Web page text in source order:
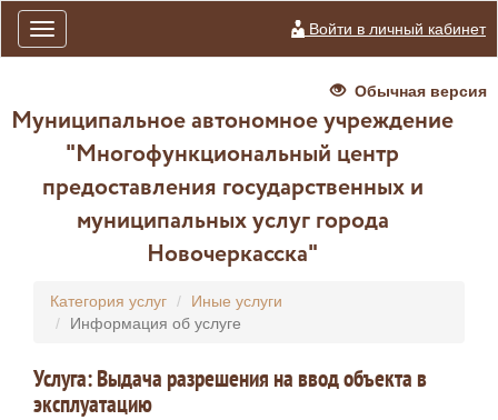
Toggle
navigation
Войти в личный кабинет
Обычная версия
Муниципальное автономное учреждение
"Многофункциональный центр
предоставления государственных и
муниципальных услуг города
Новочеркасска"
Категория услуг
Иные услуги
Информация об услуге
Услуга: Выдача разрешения на ввод объекта в
эксплуатацию